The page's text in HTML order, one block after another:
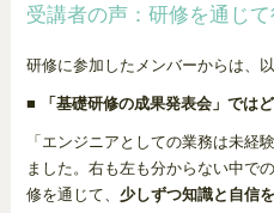
受講者の声：研修を通じ
研修に参加したメンバーからは、
■ 「基礎研修の成果発表会」では
「エンジニアとしての業務は未経
ました。右も左も分からない中で
修を通じて、 少しずつ知識と自信